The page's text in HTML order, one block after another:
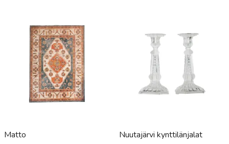
Matto Nuutajärvi kynttilänjalat